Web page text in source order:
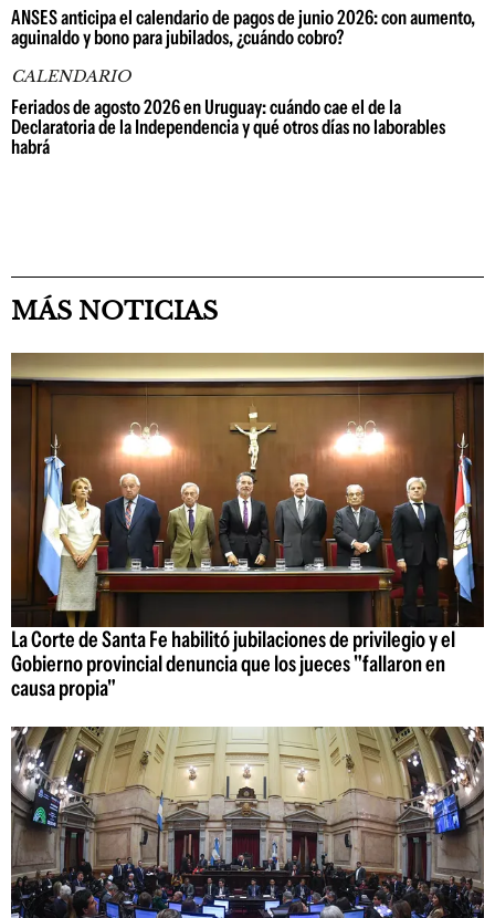
ANSES anticipa el calendario de pagos de junio 2026: con aumento,
aguinaldo y bono para jubilados, ¿cuándo cobro?
CALENDARIO
Feriados de agosto 2026 en Uruguay: cuándo cae el de la
Declaratoria de la Independencia y qué otros días no laborables
habrá
MÁS NOTICIAS
La Corte de Santa Fe habilitó jubilaciones de privilegio y el
Gobierno provincial denuncia que los jueces "fallaron en
causa propia"